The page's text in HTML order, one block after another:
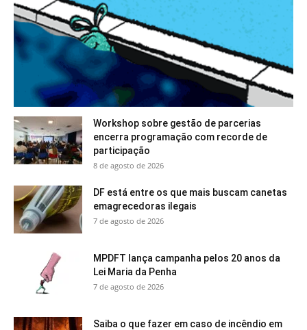
Workshop sobre gestão de parcerias
encerra programação com recorde de
participação
8 de agosto de 2026
DF está entre os que mais buscam canetas
emagrecedoras ilegais
7 de agosto de 2026
MPDFT lança campanha pelos 20 anos da
Lei Maria da Penha
7 de agosto de 2026
Saiba o que fazer em caso de incêndio em